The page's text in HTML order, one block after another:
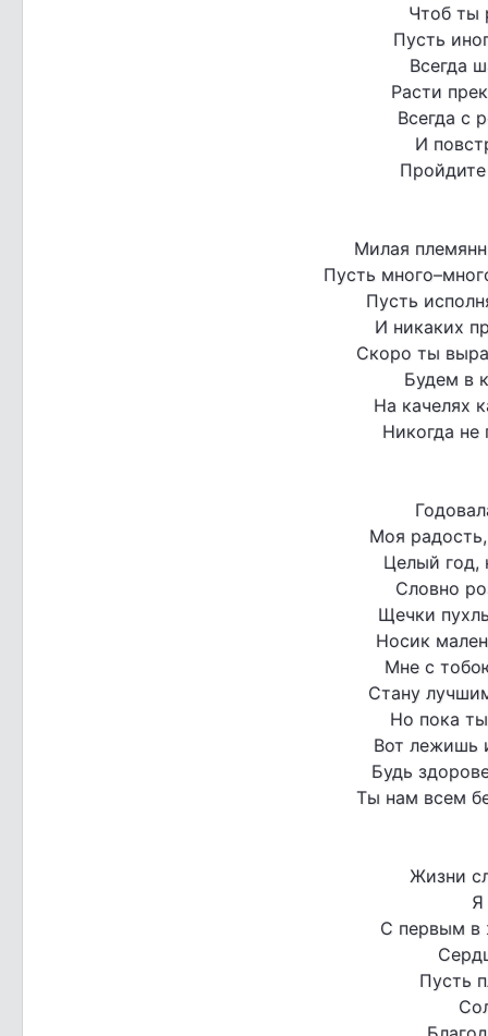
Чтоб ты
Пусть
Всегда
Расти
Всегда с
И
Милая
Пусть
Пусть
И никаких
Скоро ты
Будем в
На качелях
Никогда не
Моя
Целый год,
Словно
Щечки
Носик
Мне с
Стану
Но пока
Вот лежишь
Будь
Ты нам всем
Жизни
Я
С первым в
Пусть